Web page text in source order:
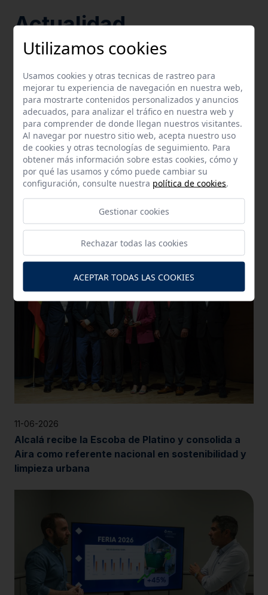
Actualidad
La implantación del contenedor marrón avanza
de la mano de los colectivos vecinales
11-06-2026
Alcalá recibe la Escoba de Platino y consolida a
Aira como referente nacional en sostenibilidad y
limpieza urbana
Utilizamos cookies
Usamos cookies y otras tecnicas de rastreo para
mejorar tu experiencia de navegación en nuestra web,
para mostrarte contenidos personalizados y anuncios
adecuados, para analizar el tráfico en nuestra web y
para comprender de donde llegan nuestros visitantes.
Al navegar por nuestro sitio web, acepta nuestro uso
de cookies y otras tecnologías de seguimiento. Para
obtener más información sobre estas cookies, cómo y
por qué las usamos y cómo puede cambiar su
configuración, consulte nuestra política de cookies.
Gestionar cookies
Rechazar todas las cookies
ACEPTAR TODAS LAS COOKIES